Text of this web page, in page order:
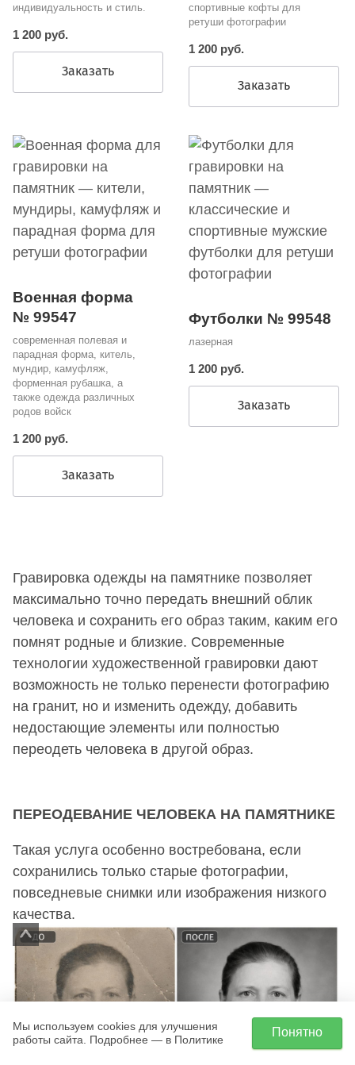
индивидуальность и стиль.
1 200 руб.
Заказать
спортивные кофты для
ретуши фотографии
1 200 руб.
Заказать
Военная форма
№ 99547
современная полевая и
парадная форма, китель,
мундир, камуфляж,
форменная рубашка, а
также одежда различных
родов войск
1 200 руб.
Заказать
Футболки № 99548
лазерная
1 200 руб.
Заказать
Гравировка одежды на памятнике позволяет
максимально точно передать внешний облик
человека и сохранить его образ таким, каким его
помнят родные и близкие. Современные
технологии художественной гравировки дают
возможность не только перенести фотографию
на гранит, но и изменить одежду, добавить
недостающие элементы или полностью
переодеть человека в другой образ.
ПЕРЕОДЕВАНИЕ ЧЕЛОВЕКА НА ПАМЯТНИКЕ
Такая услуга особенно востребована, если
сохранились только старые фотографии,
повседневые снимки или изображения низкого
качества.
Мы используем cookies для улучшения
работы сайта. Подробнее — в Политике
Понятно